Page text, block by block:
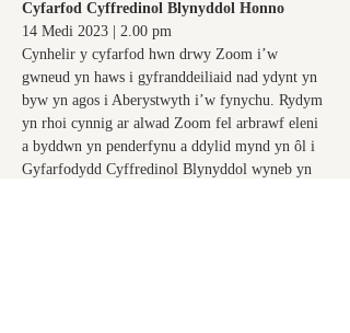
Cyfarfod Cyffredinol Blynyddol Honno
14 Medi 2023 | 2.00 pm
Cynhelir y cyfarfod hwn drwy Zoom i’w
gwneud yn haws i gyfranddeiliaid nad ydynt yn
byw yn agos i Aberystwyth i’w fynychu. Rydym
yn rhoi cynnig ar alwad Zoom fel arbrawf eleni
a byddwn yn penderfynu a ddylid mynd yn ôl i
Gyfarfodydd Cyffredinol Blynyddol wyneb yn